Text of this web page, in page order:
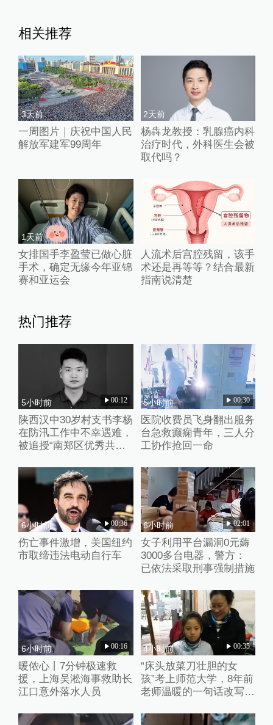
相关推荐
3天前
一周图片｜庆祝中国人民
解放军建军99周年
2天前
杨犇龙教授：乳腺癌内科
治疗时代，外科医生会被
取代吗？
1天前
女排国手李盈莹已做心脏
手术，确定无缘今年亚锦
赛和亚运会
3天前
人流术后宫腔残留，该手
术还是再等等？结合最新
指南说清楚
热门推荐
5小时前 00:12
陕西汉中30岁村支书李杨
在防汛工作中不幸遇难，
被追授“南郑区优秀共产
5小时前 00:30
医院收费员飞身翻出服务
台急救癫痫青年，三人分
工协作抢回一命
6小时前 00:36
伤亡事件激增，美国纽约
市取缔违法电动自行车
6小时前 02:01
女子利用平台漏洞0元薅
3000多台电器，警方：
已依法采取刑事强制措施
6小时前 00:16
暖侬心丨7分钟极速救
援，上海吴淞海事救助长
江口意外落水人员
4小时前 00:35
“床头放菜刀壮胆的女
孩”考上师范大学，8年前
老师温暖的一句话改写了